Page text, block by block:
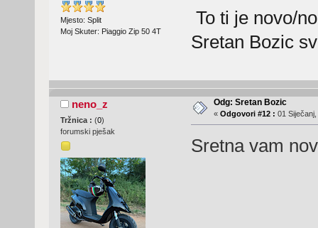
Mjesto: Split
Moj Skuter: Piaggio Zip 50 4T
To ti je novo/
Sretan Bozic
neno_z
Tržnica : (0)
forumski pješak
Odg: Sretan Bozic
« Odgovori #12 : 01
Sretna vam